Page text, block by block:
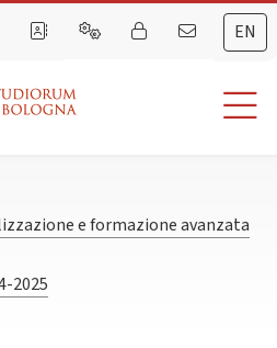
EN
e formazione avanzata
2025